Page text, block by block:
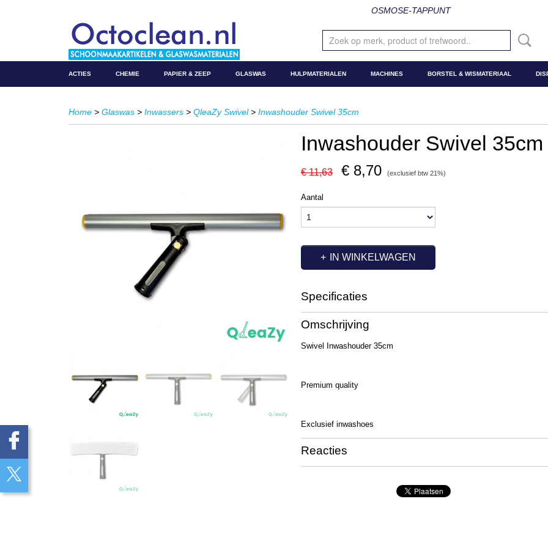
OSMOSE-TAPPUNT
ACTIES CHEMIE PAPIER & ZEEP GLASWAS HULPMATERIALEN MACHINES BORSTEL & WISMATERIAAL
Home > Glaswas > Inwassers > QleaZy Swivel> Inwashouder Swivel 35cm
Inwashouder Swivel 35cm
€ 11,63 € 8,70 (exclusief btw 21%)
Aantal
IN WINKELWAGEN
Specificaties
Productcode
Omschrijving
Swivel Inwashouder 35cm
Premium quality
Exclusief inwashoes
Reacties